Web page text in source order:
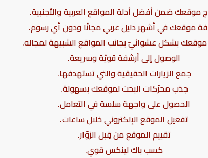
موقعك ضمن أفضل أدلة المواقع العربية والأجنبية.
موقعك في أشهر دليل عربي مجانًا ودون أي رسوم.
بشكل عشوائيّ بجانب المواقع الشبيهة لمجاله.
الوصول إلى أرشفة قويّة وسريعة.
جمع الزيارات الحقيقية والتي تستهدفها.
جذب محرّكات البحث لموقعك بسهولة.
الحصول على واجهة سلسة في التعامل.
تفعيل الموقع الإلكتروني خلال ساعات.
تقييم الموقع من قِبل الزوّار.
كسب باك لينكس قوي.